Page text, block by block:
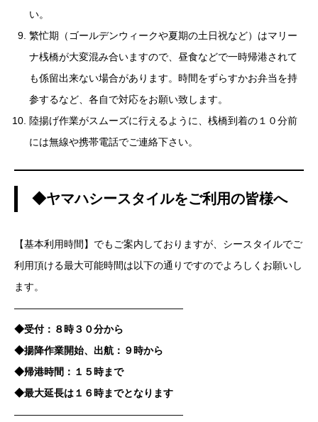
い。
繁忙期（ゴールデンウィークや夏期の土日祝など）はマリー
ナ桟橋が大変混み合いますので、昼食などで一時帰港されて
も係留出来ない場合があります。時間をずらすかお弁当を持
参するなど、各自で対応をお願い致します。
陸揚げ作業がスムーズに行えるように、桟橋到着の１０分前
には無線や携帯電話でご連絡下さい。
◆ヤマハシースタイルをご利用の皆様へ
【基本利用時間】でもご案内しておりますが、シースタイルでご
利用頂ける最大可能時間は以下の通りですのでよろしくお願いし
ます。
—————————————————
◆受付：８時３０分から
◆揚降作業開始、出航：９時から
◆帰港時間：１５時まで
◆最大延長は１６時までとなります
—————————————————